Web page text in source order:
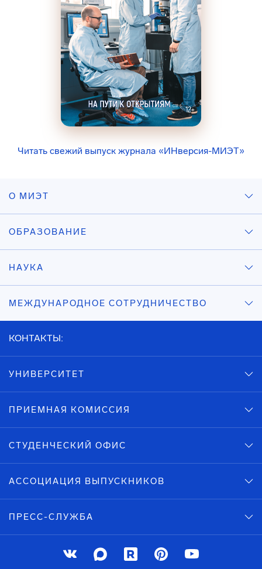
Читать свежий выпуск журнала «ИНверсия-МИЭТ»
О МИЭТ
ОБРАЗОВАНИЕ
НАУКА
МЕЖДУНАРОДНОЕ СОТРУДНИЧЕСТВО
КОНТАКТЫ:
УНИВЕРСИТЕТ
ПРИЕМНАЯ КОМИССИЯ
СТУДЕНЧЕСКИЙ ОФИС
АССОЦИАЦИЯ ВЫПУСКНИКОВ
ПРЕСС-СЛУЖБА